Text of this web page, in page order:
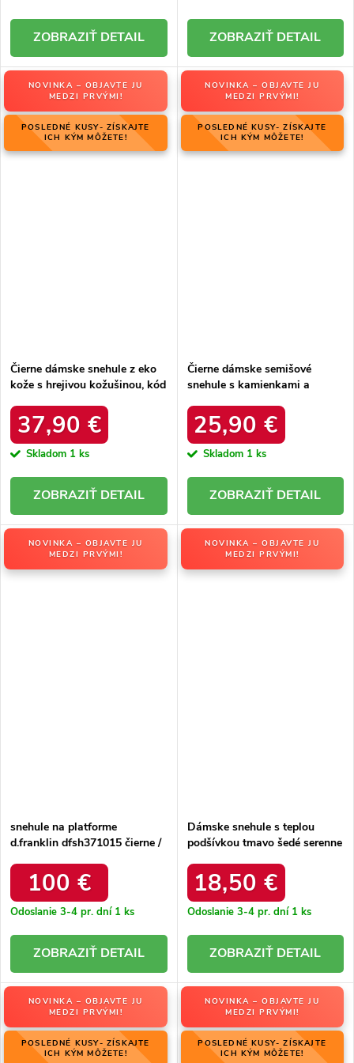
DETAIL DETAIL
NOVINKA – OBJAVTE JU
MEDZI PRVÝMI!
POSLEDNÉ KUSY- ZÍSKAJTE
ICH KÝM MÔŽETE!
Čierne dámske snehule z eko
kože s hrejivou kožušinou, kód
BLACK
37,90 €
Skladom 1 ks
DETAIL
NOVINKA – OBJAVTE JU
MEDZI PRVÝMI!
POSLEDNÉ KUSY- ZÍSKAJTE
ICH KÝM MÔŽETE!
Čierne dámske semišové
snehule s kamienkami a
W8009 BLACK
25,90 €
Skladom 1 ks
DETAIL
NOVINKA – OBJAVTE JU
MEDZI PRVÝMI!
snehule na platforme
d.franklin dfsh371015 čierne /
100 €
Odoslanie 3-4 pr. dní 1 ks
DETAIL
NOVINKA – OBJAVTE JU
MEDZI PRVÝMI!
Dámske snehule s teplou
podšívkou tmavo šedé serenne
18,50 €
Odoslanie 3-4 pr. dní 1 ks
DETAIL
NOVINKA – OBJAVTE JU
MEDZI PRVÝMI!
POSLEDNÉ KUSY- ZÍSKAJTE
ICH KÝM MÔŽETE!
NOVINKA – OBJAVTE JU
MEDZI PRVÝMI!
POSLEDNÉ KUSY- ZÍSKAJTE
ICH KÝM MÔŽETE!